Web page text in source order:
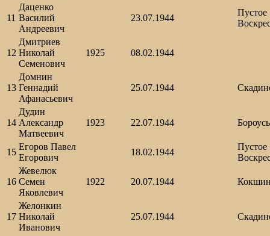
11
Даценко
Василий
Андреевич
23.07.1944
Пустое
12
Дмитриев
Николай
Семенович
1925 08.02.1944
13
Домнин
Геннадий
Афанасьевич
25.07.1944
14
Дудин
Александр
Матвеевич
1923 22.07.1944
15
Егоров Павел
Егорович
18.02.1944
Пустое
16
Жевелюк
Семен
Яковлевич
1922 20.07.1944
17
Желонкин
Николай
Иванович
25.07.1944